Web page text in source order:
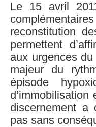
Le 15 avril
reconstitution
permettent
aux urgences
majeur du
épisode
discernement a
pas sans